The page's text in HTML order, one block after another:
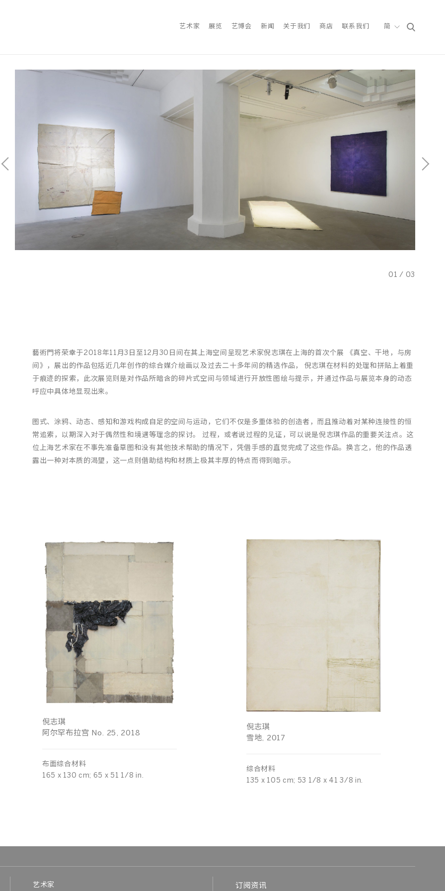
艺术家 展览 艺博会 新闻 关于我们 商店 联系我们 简
01 / 03
藝術門将荣幸于2018年11月3日至12月30日间在其上海空间呈现艺术家倪志琪在上海的首次个展 《真空、干地，与房
间》，展出的作品包括近几年创作的综合媒介绘画以及过去二十多年间的精选作品， 倪志琪在材料的处理和拼贴上着重
于痕迹的探索，此次展览则是对作品所暗含的碎片式空间与领域进行开放性图绘与提示，并通过作品与展览本身的动态
呼应中具体地显现出来。
图式、涂鸦、动态、感知和游戏构成自足的空间与运动，它们不仅是多重体验的创造者，而且推动着对某种连接性的恒
常追索，以期深入对于偶然性和境遇等理念的探讨。 过程，或者说过程的⻅证，可以说是倪志琪作品的重要关注点。这
位上海艺术家在不事先准备草图和没有其他技术帮助的情况下，凭借手感的直觉完成了这些作品。换言之，他的作品透
露出一种对本质的渴望，这一点则借助结构和材质上极其丰厚的特点而得到暗示。
倪志琪
阿尔罕布拉宫 No. 25, 2018
布面综合材料
165 x 130 cm; 65 x 51 1/8 in.
倪志琪
雪地, 2017
综合材料
135 x 105 cm; 53 1/8 x 41 3/8 in.
艺术家 订阅资讯